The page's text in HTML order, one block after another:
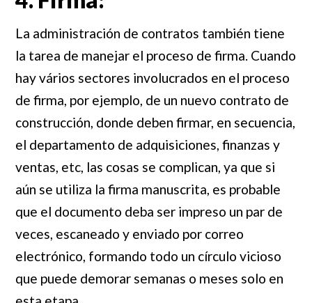
La administración de contratos también tiene
la tarea de manejar el proceso de firma. Cuando
hay vários sectores involucrados en el proceso
de firma, por ejemplo, de un nuevo contrato de
construcción, donde deben firmar, en secuencia,
el departamento de adquisiciones, finanzas y
ventas, etc, las cosas se complican, ya que si
aún se utiliza la firma manuscrita, es probable
que el documento deba ser impreso un par de
veces, escaneado y enviado por correo
electrónico, formando todo un círculo vicioso
que puede demorar semanas o meses solo en